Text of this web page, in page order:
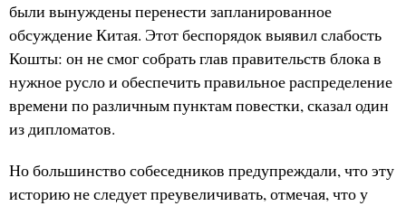
были вынуждены перенести запланированное
обсуждение Китая. Этот беспорядок выявил слабость
Кошты: он не смог собрать глав правительств блока в
нужное русло и обеспечить правильное распределение
времени по различным пунктам повестки, сказал один
из дипломатов.
Но большинство собеседников предупреждали, что эту
историю не следует преувеличивать, отмечая, что у